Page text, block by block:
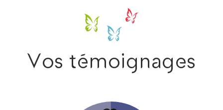
Vos témoignages